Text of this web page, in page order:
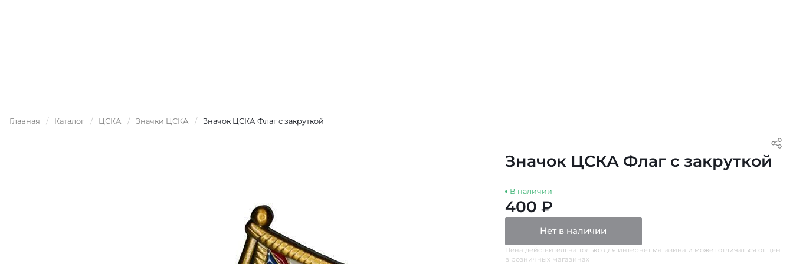
Главная / Каталог / ЦСКА / Значки ЦСКА / Значок ЦСКА Флаг с закруткой
Значок ЦСКА Флаг с закруткой
В наличии
400 ₽
Нет в наличии
Цена действительна только для интернет магазина и может отличаться от цен
в розничных магазинах